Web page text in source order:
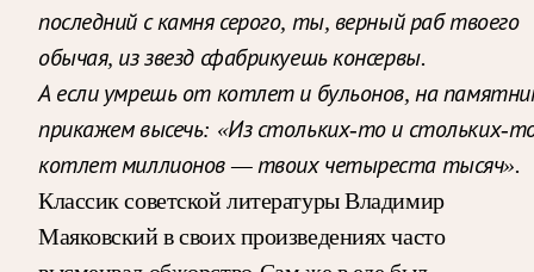
последний с камня серого, ты, верный раб твоего
обычая, из звезд сфабрикуешь консервы.
А если умрешь от котлет и бульонов, на
прикажем высечь: «Из стольких-то и стольких-
котлет миллионов — твоих четыреста тысяч».
Классик советской литературы Владимир
Маяковский в своих произведениях часто